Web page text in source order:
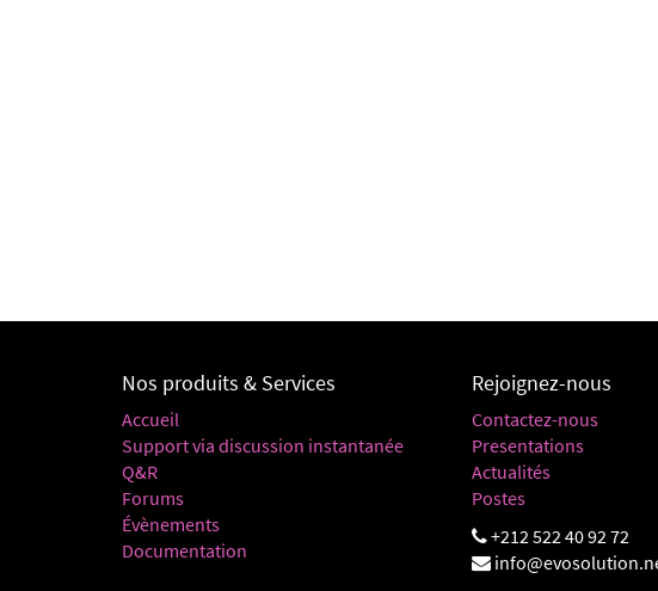
Nos produits & Services
Accueil
Support via discussion instantanée
Q&R
Forums
Évènements
Documentation
Rejoignez-nous
Contactez-nous
Presentations
Actualités
Postes
+212 522 40 92 72